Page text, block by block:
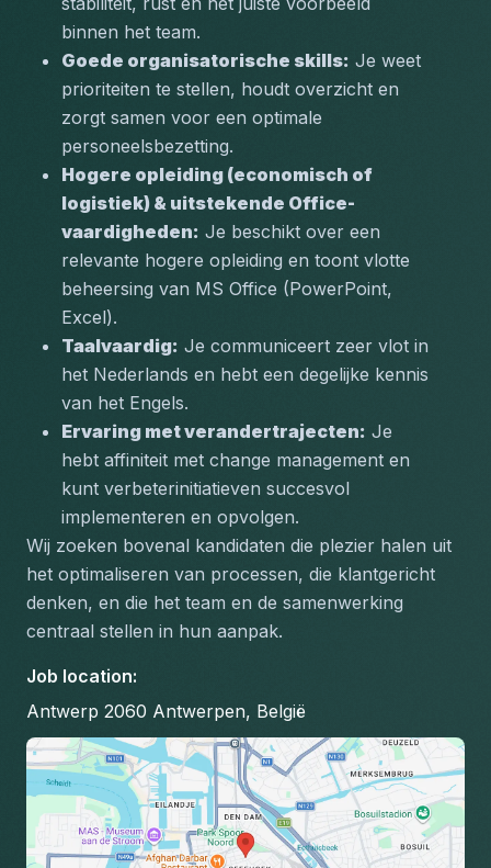
binnen het team.
Goede organisatorische skills: Je weet
prioriteiten te stellen, houdt overzicht en
zorgt samen voor een optimale
personeelsbezetting.
Hogere opleiding (economisch of
logistiek) & uitstekende Office-
vaardigheden: Je beschikt over een
relevante hogere opleiding en toont vlotte
beheersing van MS Office (PowerPoint,
Excel).
Taalvaardig: Je communiceert zeer vlot in
het Nederlands en hebt een degelijke kennis
van het Engels.
Ervaring met verandertrajecten: Je
hebt affiniteit met change management en
kunt verbeterinitiatieven succesvol
implementeren en opvolgen.
Wij zoeken bovenal kandidaten die plezier halen uit
het optimaliseren van processen, die klantgericht
denken, en die het team en de samenwerking
centraal stellen in hun aanpak.
Job location:
Antwerp 2060 Antwerpen, België